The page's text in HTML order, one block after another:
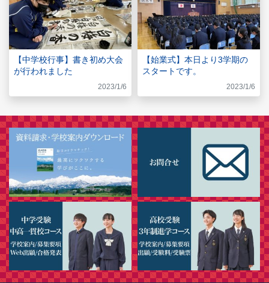
【中学校行事】書き初め大会
が行われました
2023/1/6
【始業式】本日より3学期の
スタートです。
2023/1/6